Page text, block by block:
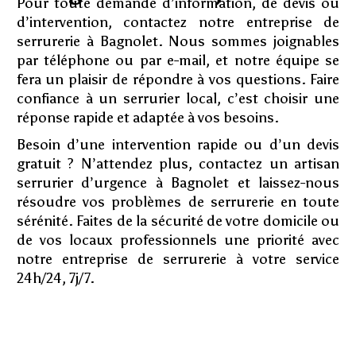
d’intervention, contactez notre entreprise de
serrurerie à Bagnolet. Nous sommes joignables
par téléphone ou par e-mail, et notre équipe se
fera un plaisir de répondre à vos questions. Faire
confiance à un serrurier local, c’est choisir une
réponse rapide et adaptée à vos besoins.
Besoin d’une intervention rapide ou d’un devis
gratuit ? N’attendez plus, contactez un artisan
serrurier d’urgence à Bagnolet et laissez-nous
résoudre vos problèmes de serrurerie en toute
sérénité. Faites de la sécurité de votre domicile ou
de vos locaux professionnels une priorité avec
notre entreprise de serrurerie à votre service
24h/24, 7j/7.